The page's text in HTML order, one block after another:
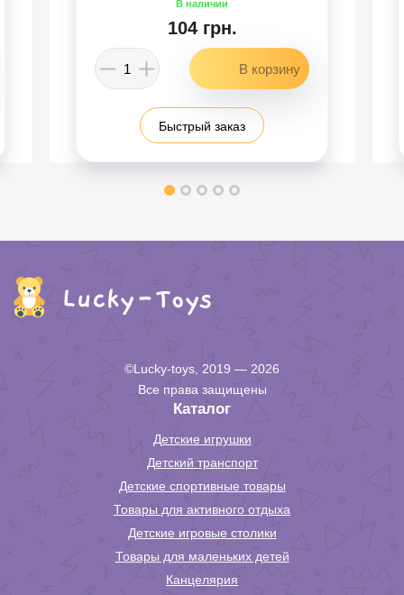
104 грн.
Быстрый заказ
©Lucky-toys, 2019 — 2026
Все права защищены
Каталог
Детские игрушки
Детский транспорт
Детские спортивные товары
Товары для активного отдыха
Детские игровые столики
Товары для маленьких детей
Канцелярия